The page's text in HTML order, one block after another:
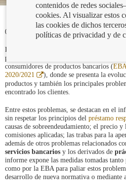
08/04/2021
La
publicado una nueva edición de su informe
consumidores de productos bancarios (
2020/2021
Abre
en
ventana
nueva
), donde se presenta la
productos y también los principales
encontrado los clientes.
Entre estos problemas, se destacan en el
sin respetar los principios del préstamo
causas de sobreendeudamiento; el precio y
comisiones aplicadas; las trabas para la
además de otros problemas relacionados
servicios bancarios y los derivados de
informe expone las medidas tomadas
como por la EBA para paliar estos
desarrollo de nueva normativa o mediante
contenidos de redes
cookies. Al visualizar estos
las cookies de dichos
políticas de privacidad y de